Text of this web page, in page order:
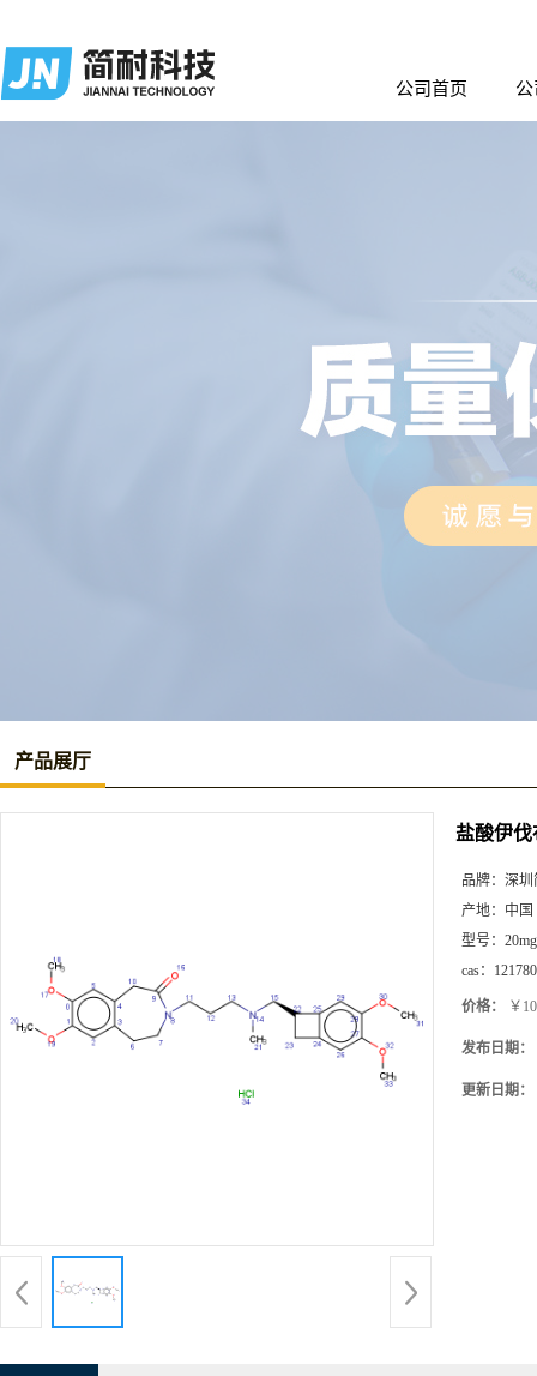
公司首页
产品展厅
盐酸伊伐
品牌： 深圳
产地： 中国
型号： 20mg
cas：
价格： ￥
发布日期：
更新日期：